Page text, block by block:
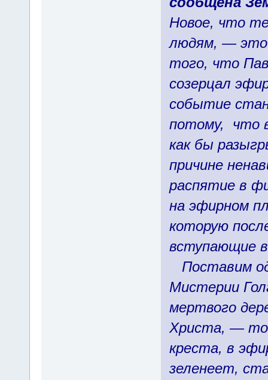
Новое, что
людям, — это
того, что
созерцал
событие
потому, что
как бы
причине
распятие в
на эфирном
которую
вступающие
Поставим
Мистерии
мертвого
Христа, —
креста, в
зеленеет,